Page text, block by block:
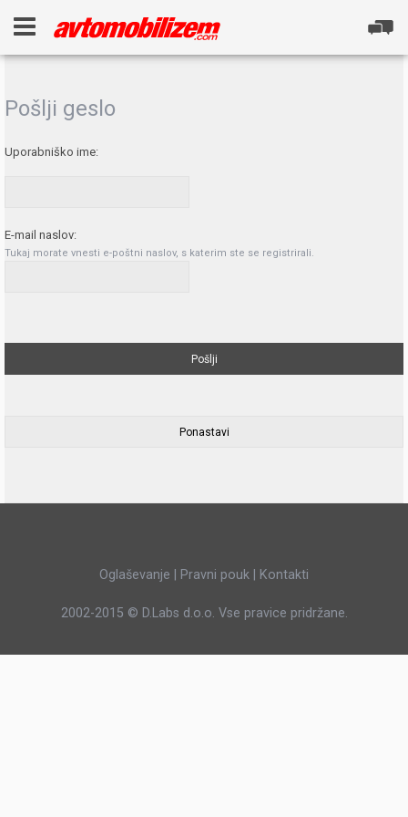
Pošlji geslo
Uporabniško ime:
E-mail naslov:
Tukaj morate vnesti e-poštni naslov, s katerim ste se registrirali.
Oglaševanje Pravni pouk Kontakti
2002-2015 © D.Labs d.o.o. Vse pravice pridržane.